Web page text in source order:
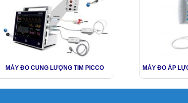
MÁY ĐO CUNG LƯỢNG TIM PICCO MÁY ĐO ÁP